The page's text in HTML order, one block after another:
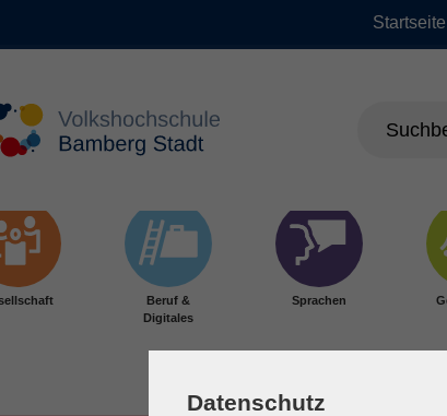
Startseite
Beruf &
Digitales
Sprachen
Datenschutz